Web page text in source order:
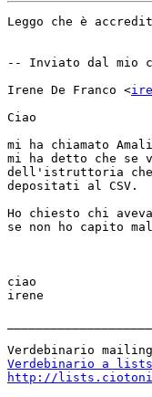
Leggo che è
-- Inviato dal mio
Irene De Franco <
Ciao
mi ha chiamato
mi ha detto che se
dell'istruttoria che
depositati al CSV.
Ho chiesto chi
se non ho capito
ciao
irene
Verdebinario a
http://